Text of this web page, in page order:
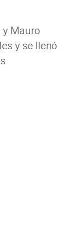
y Mauro
y se llenó